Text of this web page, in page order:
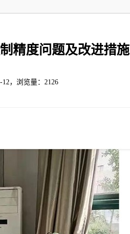
精度问题及改进措施
，浏览量：2126